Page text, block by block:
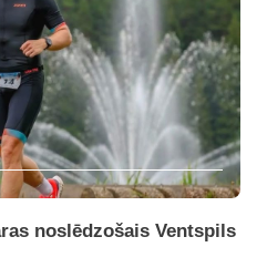
noslēdzošais Ventspils